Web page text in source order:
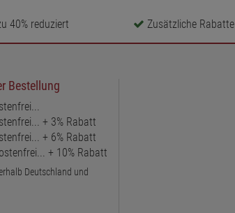
40% reduziert Zusätzliche
Bestellung
+ 3% Rabatt
+ 6% Rabatt
+ 10% Rabatt
Deutschland und